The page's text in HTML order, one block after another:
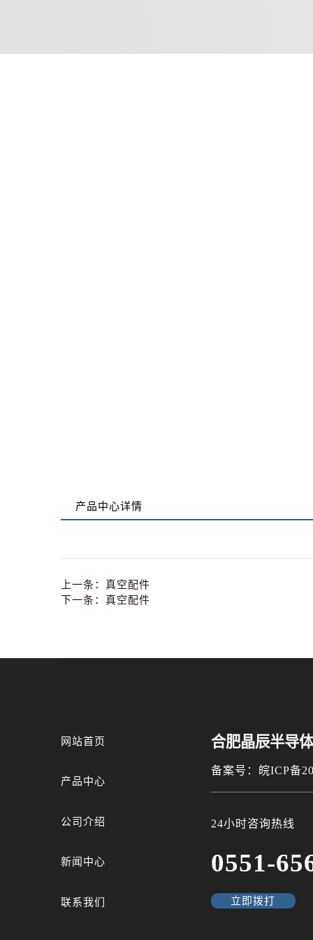
产品中心详情
上一条： 真空配件
下一条： 真空配件
网站首页
产品中心
公司介绍
新闻中心
联系我们
合肥晶辰半导
备案号：皖ICP备
24小时咨询热线
0551-
立即拨打